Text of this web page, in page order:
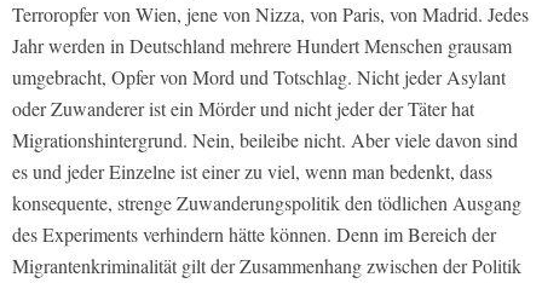
Terroropfer von Wien, jene von Nizza, von Paris, von Madrid. Jedes
Jahr werden in Deutschland mehrere Hundert Menschen grausam
umgebracht, Opfer von Mord und Totschlag. Nicht jeder Asylant
oder Zuwanderer ist ein Mörder und nicht jeder der Täter hat
Migrationshintergrund. Nein, beileibe nicht. Aber viele davon sind
es und jeder Einzelne ist einer zu viel, wenn man bedenkt, dass
konsequente, strenge Zuwanderungspolitik den tödlichen Ausgang
des Experiments verhindern hätte können. Denn im Bereich der
Migrantenkriminalität gilt der Zusammenhang zwischen der Politik